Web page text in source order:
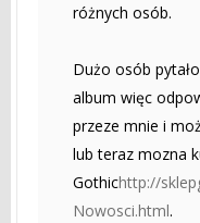
różnych osób.
Dużo osób
album więc
przeze mnie i
lub teraz mozna
Gothichttp://
Nowosci.html.